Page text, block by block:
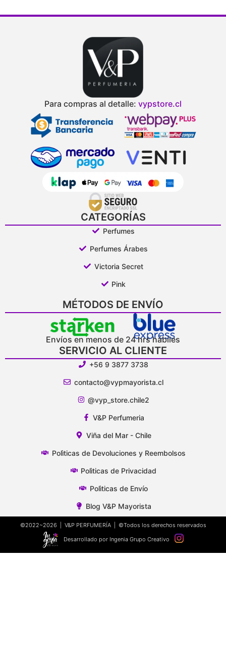
Para compras al detalle: vypstore.cl
CATEGORÍAS
Perfumes
Perfumes Árabes
Victoria Secret
Pink
MÉTODOS DE ENVÍO
Envíos en menos de 24 hrs hábiles
SERVICIO AL CLIENTE
+56 9 3877 3738
contacto@vypmayorista.cl
@vyp_store.chile2
V&P Perfumeria
Viña del Mar - Chile
Polìticas de Devoluciones y Reembolsos
Polìticas de Privacidad
Polìticas de Envío
Blog V&P Mayorista
©2022~2026 | V&P PERFUMERÍA | ©Todos los derechos reservados
Desarrollado por Ingenia Grupo Creativo